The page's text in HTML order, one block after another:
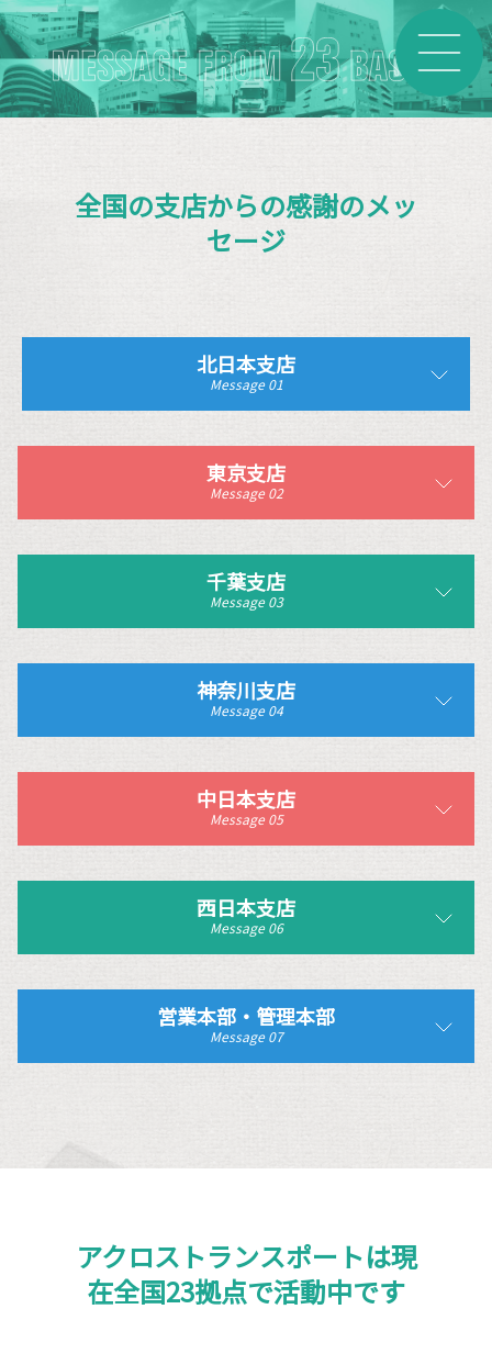
全国の支店からの感謝のメッ
セージ
北日本支店
Message 01
東京支店
Message 02
千葉支店
Message 03
神奈川支店
Message 04
中日本支店
Message 05
西日本支店
Message 06
営業本部・管理本部
Message 07
アクロストランスポートは現
在全国23拠点で活動中です